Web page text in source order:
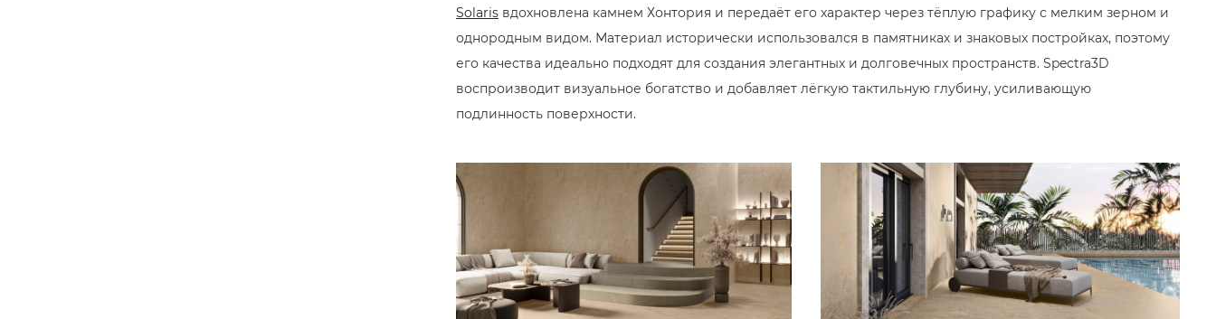
Solaris вдохновлена камнем Хонтория и передаёт его характер через тёплую графику с мелким зерном и
однородным видом. Материал исторически использовался в памятниках и знаковых постройках, поэтому
его качества идеально подходят для создания элегантных и долговечных пространств. Spectra3D
воспроизводит визуальное богатство и добавляет лёгкую тактильную глубину, усиливающую
подлинность поверхности.